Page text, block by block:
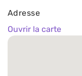
Adresse
Ouvrir la carte